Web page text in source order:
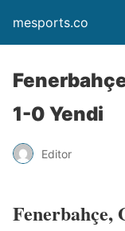
mesports.co
1-0 Yendi
Editor
Fenerbahçe,